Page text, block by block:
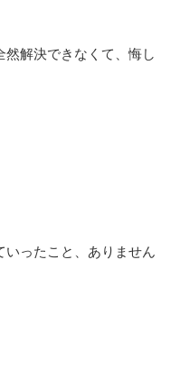
解決できなくて、悔し
いったこと、ありません